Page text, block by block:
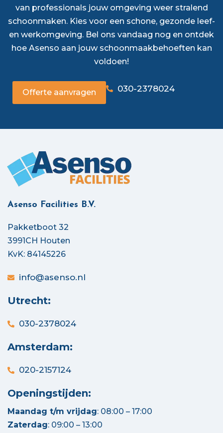
van professionals jouw omgeving weer stralend
schoonmaken. Kies voor een schone, gezonde leef-
en werkomgeving. Bel ons vandaag nog en ontdek
hoe Asenso aan jouw schoonmaakbehoeften kan
voldoen!
Offerte aanvragen 030-2378024
Asenso Facilities B.V.
Pakketboot 32
3991CH Houten
KvK: 84145226
info@asenso.nl
Utrecht:
030-2378024
Amsterdam:
020-2157124
Openingstijden:
Maandag t/m vrijdag: 08:00 – 17:00
Zaterdag: 09:00 – 13:00